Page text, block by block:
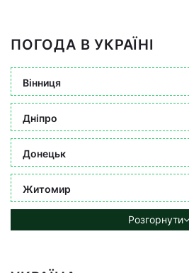
ПОГОДА В УКРАЇНІ
Вінниця
Дніпро
Донецьк
Житомир
Розгорнути